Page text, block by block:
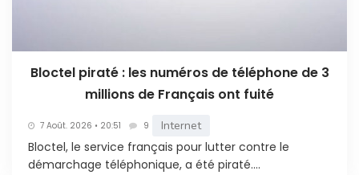
Bloctel piraté : les numéros de téléphone de 3
millions de Français ont fuité
7 Août. 2026 • 20:51 9 Internet
Bloctel, le service français pour lutter contre le
démarchage téléphonique, a été piraté....